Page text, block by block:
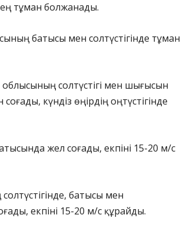
тұман болжанады.
батысы мен солтүстігінде тұман
солтүстігі мен шығысын
күндіз өңірдің оңтүстігінде
жел соғады, екпіні 15-20 м/с
батысы мен
екпіні 15-20 м/с құрайды.